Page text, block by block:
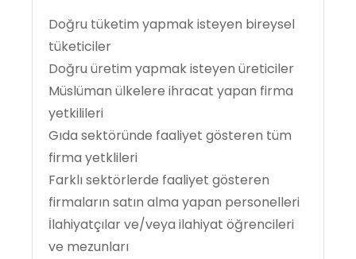
Doğru tüketim yapmak isteyen bireysel
tüketiciler
Doğru üretim yapmak isteyen üreticiler
Müslüman ülkelere ihracat yapan firma
yetkilileri
Gıda sektöründe faaliyet gösteren tüm
firma yetklileri
Farklı sektörlerde faaliyet gösteren
firmaların satın alma yapan personelleri
İlahiyatçılar ve/veya ilahiyat öğrencileri
ve mezunları